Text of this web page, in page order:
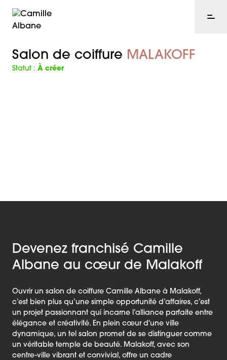
Salon de coiffure MALAKOFF
Statut : À créer
Devenez franchisé Camille
Albane au cœur de Malakoff
Ouvrir un salon de coiffure Camille Albane à Malakoff,
c’est bien plus qu’une simple opportunité d’affaires, c’est
un projet passionnant qui incarne l’alliance parfaite entre
élégance et créativité. En plein cœur d'une ville
dynamique, un tel salon promet de se distinguer comme
un véritable temple de beauté. Malakoff, avec son
centre-ville vibrant et convivial, offre un cadre